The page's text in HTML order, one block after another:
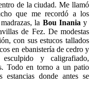
de la ciudad. Me llamó
que me recordó a los
la Bou Inaniay
de Fez. De modestas
con sus estucos tallados
en ebanistería de cedro y
y caligrafiado,
Todo en torno a un patio
donde antes se